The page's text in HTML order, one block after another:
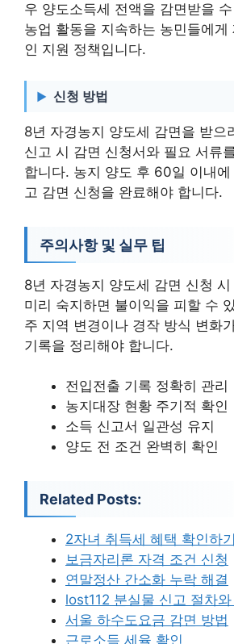
우 양도소득세 전액을 감면받을
농업 활동을 지속하는 농민들에게
인 지원 정책입니다.
신청 방법
8년 자경농지 양도세 감면을 받으
신고 시 감면 신청서와 필요 서류
합니다. 농지 양도 후 60일 이내
고 감면 신청을 완료해야 합니다.
주의사항 및 실무 팁
8년 자경농지 양도세 감면 신청
미리 숙지하면 불이익을 피할 수
주 지역 변경이나 경작 방식 변화
기록을 정리해야 합니다.
전입전출 기록 정확히 관리
농지대장 현황 주기적 확인
소득 신고서 일관성 유지
양도 전 조건 완벽히 확인
Related Posts:
2자녀 취득세 혜택 확인하기
보금자리론 자격 조건 신청
연말정산 간소화 누락 해결
lost112 분실물 신고 절차
서울 하수도요금 감면 방법
근로소득 세율 확인